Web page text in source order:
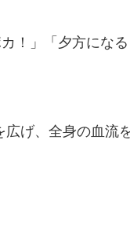
！」「夕方にな
げ、全身の血流